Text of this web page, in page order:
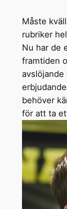
Måste
rubriker
Nu har de
framtiden
behöver
för att ta